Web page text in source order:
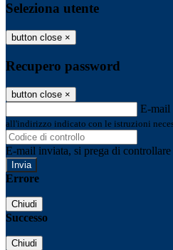
Seleziona utente
button close ×
Recupero password
button close ×
E-mail
all'indirizzo indicato con le istruzioni
E-mail inviata, si prega di
Errore
Chiudi
Successo
Chiudi